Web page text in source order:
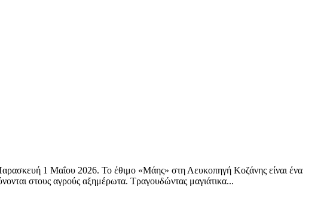
1 Μαΐου 2026. Το έθιμο «Μάης» στη Λευκοπηγή Κοζάνης είναι ένα
στους αγρούς αξημέρωτα. Τραγουδώντας μαγιάτικα...